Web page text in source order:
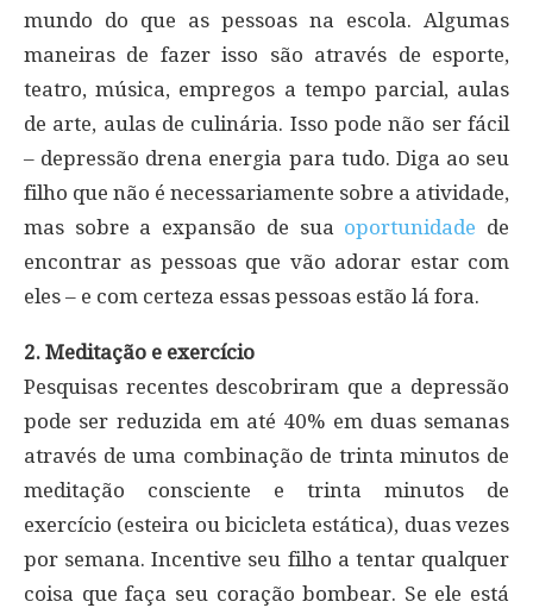
mundo do que as pessoas na escola. Algumas
maneiras de fazer isso são através de esporte,
teatro, música, empregos a tempo parcial, aulas
de arte, aulas de culinária. Isso pode não ser fácil
– depressão drena energia para tudo. Diga ao seu
filho que não é necessariamente sobre a atividade,
mas sobre a expansão de sua oportunidade de
encontrar as pessoas que vão adorar estar com
eles – e com certeza essas pessoas estão lá fora.
2. Meditação e exercício
Pesquisas recentes descobriram que a depressão
pode ser reduzida em até 40% em duas semanas
através de uma combinação de trinta minutos de
meditação consciente e trinta minutos de
exercício (esteira ou bicicleta estática), duas vezes
por semana. Incentive seu filho a tentar qualquer
coisa que faça seu coração bombear. Se ele está